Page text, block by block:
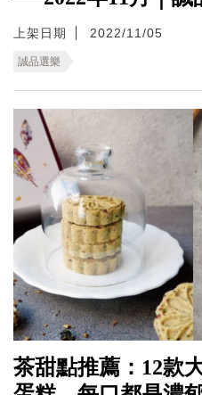
上架日期 2022/11/05
誠品選樂
茶甜點推薦：12款